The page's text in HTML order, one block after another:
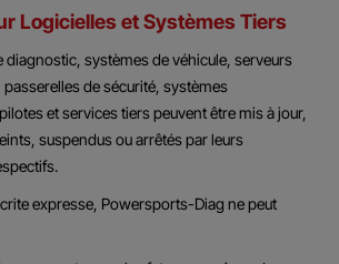
Logicielles et Systèmes Tiers
diagnostic, systèmes de véhicule, serveurs
de sécurité, systèmes
et services tiers peuvent être mis à jour,
suspendus ou arrêtés par leurs
expresse, Powersports-Diag ne peut